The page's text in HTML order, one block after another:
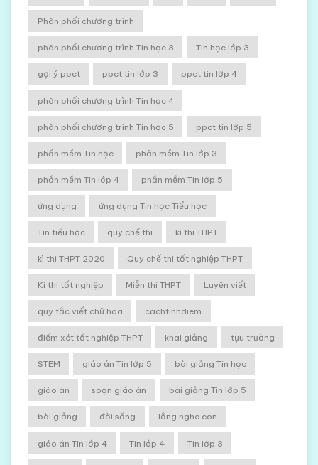
Phân phối chương trình
phân phối chương trình Tin học 3 Tin học lớp 3
gợi ý ppct ppct tin lớp 3 ppct tin lớp 4
phân phối chương trình Tin học 4
phân phối chương trình Tin học 5 ppct tin lớp 5
phần mềm Tin học phần mềm Tin lớp 3
phần mềm Tin lớp 4 phần mềm Tin lớp 5
ứng dụng ứng dụng Tin học Tiểu học
Tin tiểu học quy chế thi kì thi THPT
kì thi THPT 2020 Quy chế thi tốt nghiệp THPT
Kì thi tốt nghiệp Miễn thi THPT Luyện viết
quy tắc viết chữ hoa cachtinhdiem
điểm xét tốt nghiệp THPT khai giảng tựu trường
STEM giáo án Tin lớp 5 bài giảng Tin học
giáo án soạn giáo án bài giảng Tin lớp 5
bài giảng đời sống lắng nghe con
giáo án Tin lớp 4 Tin lớp 4 Tin lớp 3